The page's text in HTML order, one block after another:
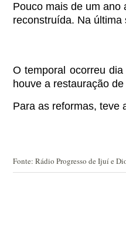
Pouco mais de um ano
reconstruída. Na última
O temporal ocorreu
houve a restauração
Para as reformas, teve
Fonte: Rádio Progresso de Ijuí e